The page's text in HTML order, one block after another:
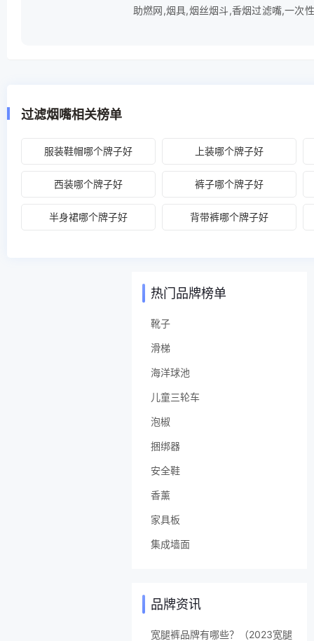
助燃网,烟具,烟丝烟斗,香烟过滤嘴,一次
过滤烟嘴相关榜单
服装鞋帽哪个牌子好 上装哪个牌子好
西装哪个牌子好 裤子哪个牌子好
半身裙哪个牌子好 背带裤哪个牌子好
热门品牌榜单
靴子
滑梯
海洋球池
儿童三轮车
泡椒
捆绑器
安全鞋
香薰
家具板
集成墙面
品牌资讯
宽腿裤品牌有哪些？（2023宽腿